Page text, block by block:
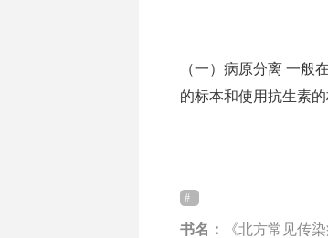
（一）病原分离 一般
的标本和使用抗生素
书名：
《北方常见传染